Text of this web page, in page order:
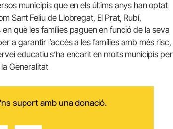
municipis que en els últims anys han optat
Sant Feliu de Llobregat, El Prat, Rubí,
què les famílies paguen en funció de la seva
a garantir l’accés a les famílies amb més risc,
educatiu s’ha encarit en molts municipis per
Generalitat.
suport amb una donació.